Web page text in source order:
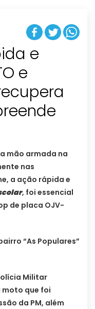
e
e
mão armada na
nas
a ação rápida e
, foi essencial
de placa OJV-
“As Populares”
Militar
moto que foi
da PM, além